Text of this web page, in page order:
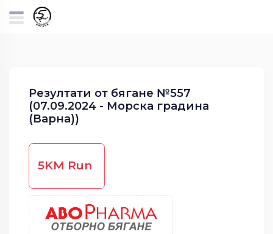
Резултати от бягане №557
(07.09.2024 - Морска градина
(Варна))
5KM Run